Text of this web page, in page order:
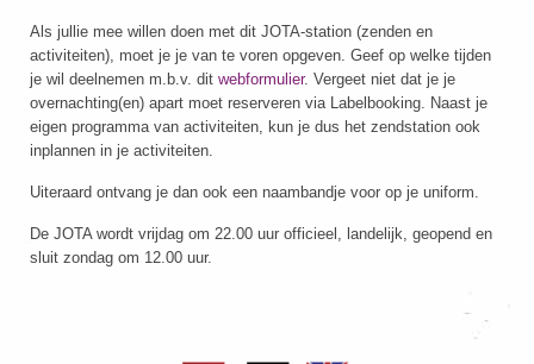
Als jullie mee willen doen met dit JOTA-station (zenden en
activiteiten), moet je je van te voren opgeven. Geef op welke tijden
je wil deelnemen m.b.v. dit webformulier. Vergeet niet dat je je
overnachting(en) apart moet reserveren via Labelbooking. Naast je
eigen programma van activiteiten, kun je dus het zendstation ook
inplannen in je activiteiten.
Uiteraard ontvang je dan ook een naambandje voor op je uniform.
De JOTA wordt vrijdag om 22.00 uur officieel, landelijk, geopend en
sluit zondag om 12.00 uur.